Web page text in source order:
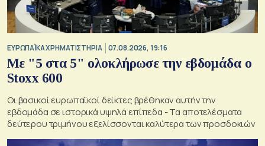
ΕΥΡΩΠΑΪΚΑ ΧΡΗΜΑΤΙΣΤΗΡΙΑ 07.08.2026, 19:16
Με "5 στα 5" ολοκλήρωσε την εβδομάδα ο
Stoxx 600
Οι βασικοί ευρωπαϊκοί δείκτες βρέθηκαν αυτήν την
εβδομάδα σε ιστορικά υψηλά επίπεδα - Τα αποτελέσματα
δεύτερου τριμήνου εξελίσσονται καλύτερα των προσδοκιών